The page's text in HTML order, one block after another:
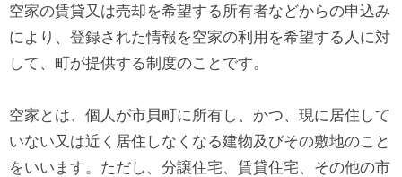
空家の賃貸又は売却を希望する所有者などからの申込み
により、登録された情報を空家の利用を希望する人に対
して、町が提供する制度のことです。
空家とは、個人が市貝町に所有し、かつ、現に居住して
いない又は近く居住しなくなる建物及びその敷地のこと
をいいます。ただし、分譲住宅、賃貸住宅、その他の市